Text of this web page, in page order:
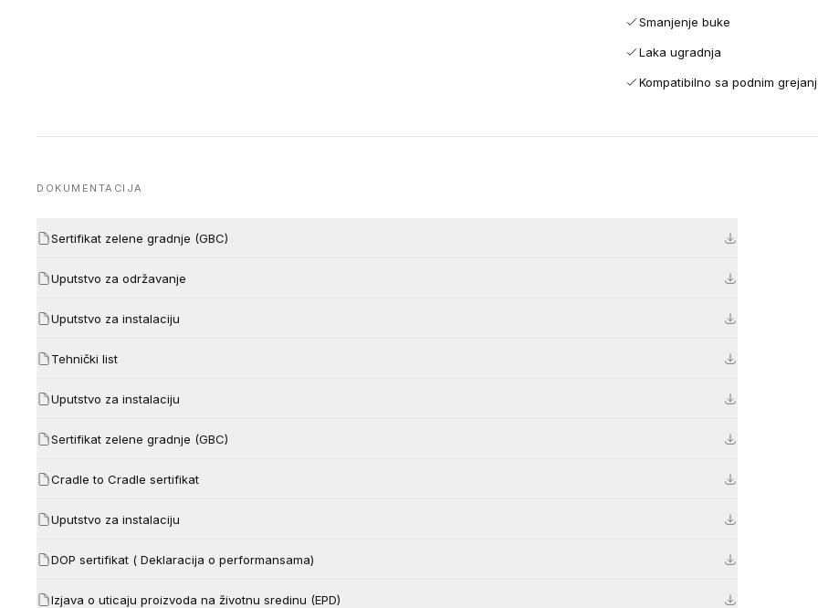
Smanjenje buke
Laka ugradnja
Kompatibilno sa podnim
DOKUMENTACIJA
Sertifikat zelene gradnje (GBC)
Uputstvo za održavanje
Uputstvo za instalaciju
Tehnički list
Uputstvo za instalaciju
Sertifikat zelene gradnje (GBC)
Cradle to Cradle sertifikat
Uputstvo za instalaciju
DOP sertifikat ( Deklaracija o performansama)
Izjava o uticaju proizvoda na životnu sredinu (EPD)